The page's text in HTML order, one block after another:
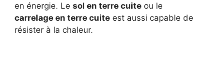
en énergie. Le sol en terre cuite ou le
carrelage en terre cuite est aussi capable de
résister à la chaleur.